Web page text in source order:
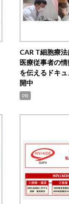
CAR T細胞療
医療従事者の
を伝えるドキ
開中
PR